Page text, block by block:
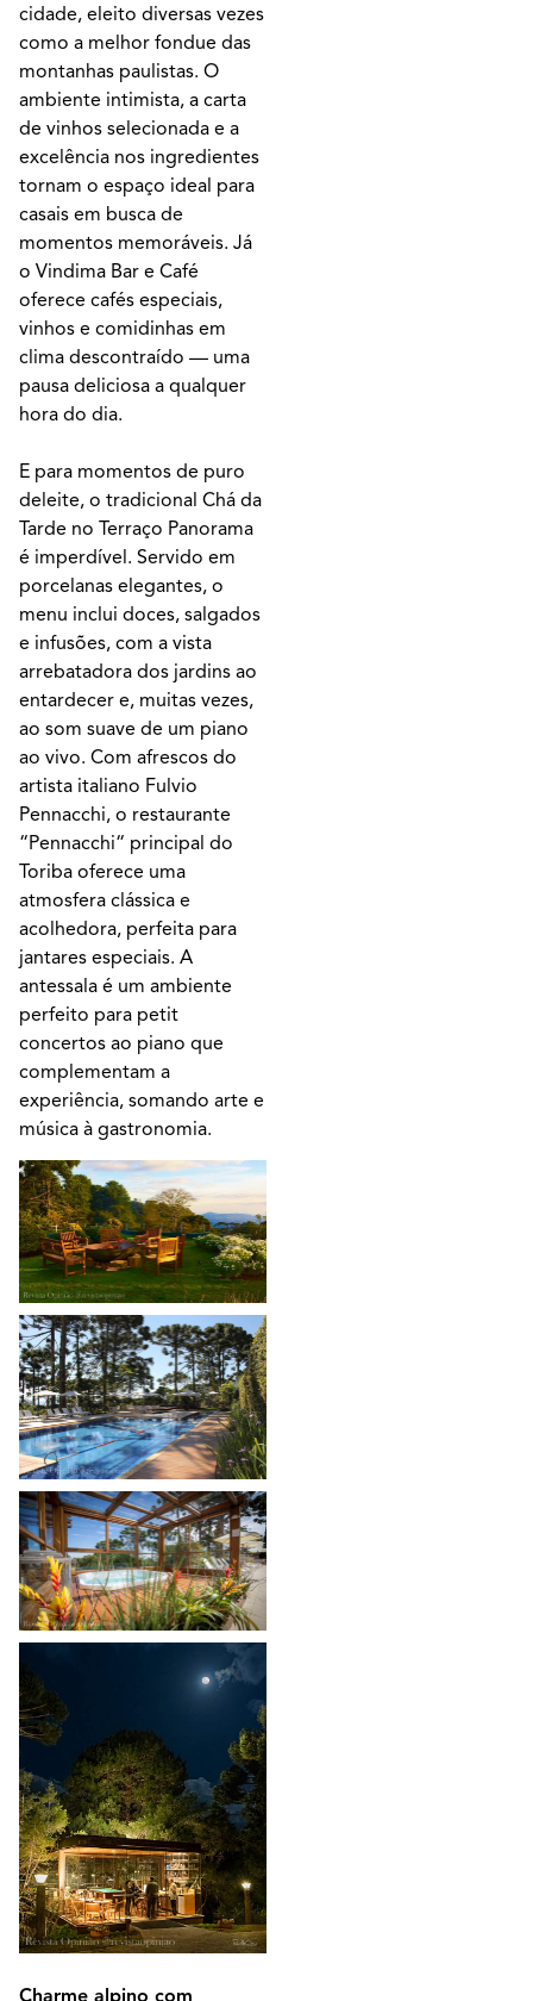
cidade, eleito diversas vezes
como a melhor fondue das
montanhas paulistas. O
ambiente intimista, a carta
de vinhos selecionada e a
excelência nos ingredientes
tornam o espaço ideal para
casais em busca de
momentos memoráveis. Já
o Vindima Bar e Café
oferece cafés especiais,
vinhos e comidinhas em
clima descontraído — uma
pausa deliciosa a qualquer
hora do dia.
E para momentos de puro
deleite, o tradicional Chá da
Tarde no Terraço Panorama
é imperdível. Servido em
porcelanas elegantes, o
menu inclui doces, salgados
e infusões, com a vista
arrebatadora dos jardins ao
entardecer e, muitas vezes,
ao som suave de um piano
ao vivo. Com afrescos do
artista italiano Fulvio
Pennacchi, o restaurante
“Pennacchi“ principal do
Toriba oferece uma
atmosfera clássica e
acolhedora, perfeita para
jantares especiais. A
antessala é um ambiente
perfeito para petit
concertos ao piano que
complementam a
experiência, somando arte e
música à gastronomia.
Charme alpino com